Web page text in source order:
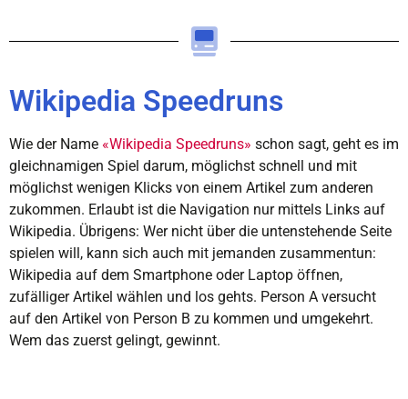
Wikipedia Speedruns
Wie der Name «Wikipedia Speedruns» schon sagt, geht es im
gleichnamigen Spiel darum, möglichst schnell und mit
möglichst wenigen Klicks von einem Artikel zum anderen
zukommen. Erlaubt ist die Navigation nur mittels Links auf
Wikipedia. Übrigens: Wer nicht über die untenstehende Seite
spielen will, kann sich auch mit jemanden zusammentun:
Wikipedia auf dem Smartphone oder Laptop öffnen,
zufälliger Artikel wählen und los gehts. Person A versucht
auf den Artikel von Person B zu kommen und umgekehrt.
Wem das zuerst gelingt, gewinnt.